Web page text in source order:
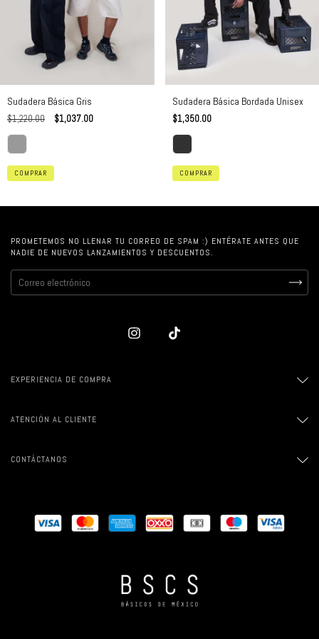
Sudadera Básica Gris
$1,220.00 $1,037.00
COMPRAR
Sudadera Básica Bordada Unisex
$1,350.00
COMPRAR
PROMETEMOS NO LLENAR TU CORREO DE SPAM :) ENTÉRATE ANTES QUE
NADIE DE NUEVOS LANZAMIENTOS Y DESCUENTOS.
EXPERIENCIA DE COMPRA
ATENCIÓN AL CLIENTE
CONTÁCTANOS